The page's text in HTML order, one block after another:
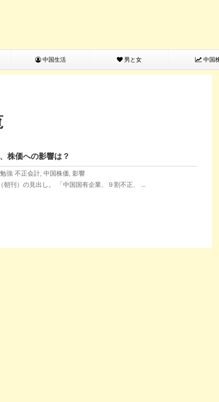
中国生活 男と女 中国
株価への影響は？
勉強 不正会計, 中国株価, 影響
刊）の見出し。 「中国国有企業、９割不正、 ...